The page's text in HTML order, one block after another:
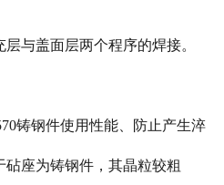
与盖面层两个程序的焊接。
铸钢件使用性能、防止产生淬
座为铸钢件，其晶粒较粗